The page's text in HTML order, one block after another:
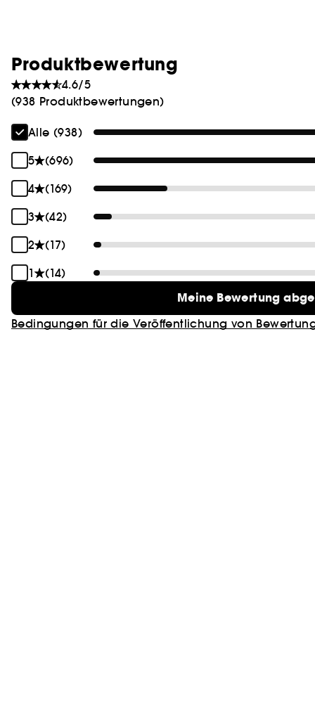
Produktbewertung
4.6/5
(938 Produktbewertungen)
Alle (938)
5
(696)
4
(169)
3
(42)
2
(17)
1
(14)
Meine Bewertung
Bedingungen für die Veröffentlichung von